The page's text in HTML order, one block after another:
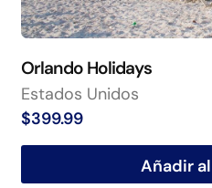
Estados Unidos
Orlando Holidays
$399.99
Añadir